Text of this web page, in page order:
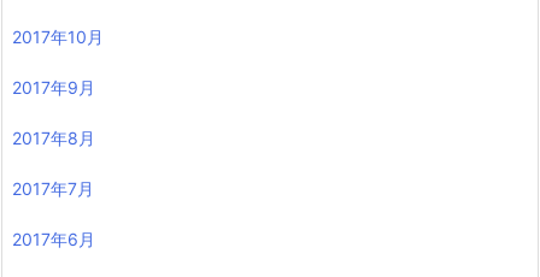
2017年10月
2017年9月
2017年8月
2017年7月
2017年6月